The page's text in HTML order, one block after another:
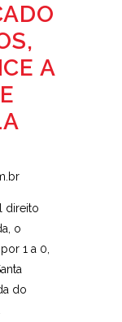
A
direito
o
1 a 0,
do